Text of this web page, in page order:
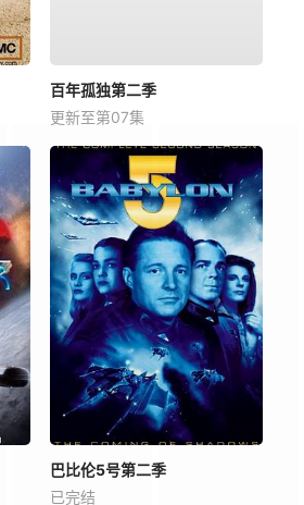
百年孤独第二季
更新至第07集
巴比伦5号第二季
已完结